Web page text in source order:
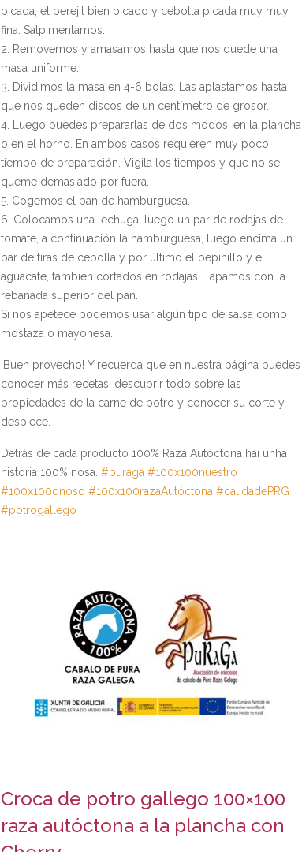
picada, el perejil bien picado y cebolla picada muy muy
fina. Salpimentamos.
Removemos y amasamos hasta que nos quede una
masa uniforme.
Dividimos la masa en 4-6 bolas. Las aplastamos hasta
que nos queden discos de un centímetro de grosor.
Luego puedes prepararlas de dos modos: en la plancha
o en el horno. En ambos casos requieren muy poco
tiempo de preparación. Vigila los tiempos y que no se
queme demasiado por fuera.
Cogemos el pan de hamburguesa.
Colocamos una lechuga, luego un par de rodajas de
tomate, a continuación la hamburguesa, luego encima un
par de tiras de cebolla y por último el pepinillo y el
aguacate, también cortados en rodajas. Tapamos con la
rebanada superior del pan.
Si nos apetece podemos usar algún tipo de salsa como
mostaza o mayonesa.
¡Buen provecho! Y recuerda que en nuestra página puedes
conocer más recetas, descubrir todo sobre las
propiedades de la carne de potro y conocer su corte y
despiece.
Detrás de cada producto 100% Raza Autóctona hai unha
historia 100% nosa.#puraga #100x100nuestro
#100x100onoso #100x100razaAutóctona #calidadePRG
#potrogallego
Croca de potro gallego 100×100
raza autóctona a la plancha con